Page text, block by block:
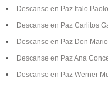
Descanse en Paz Italo
Descanse en Paz Carlitos
Descanse en Paz Don
Descanse en Paz Ana
Descanse en Paz Werner